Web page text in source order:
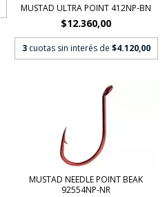
MUSTAD ULTRA POINT 412NP-BN
$12.360,00
3 cuotas sin interés de $4.120,00
MUSTAD NEEDLE POINT BEAK
92554NP-NR